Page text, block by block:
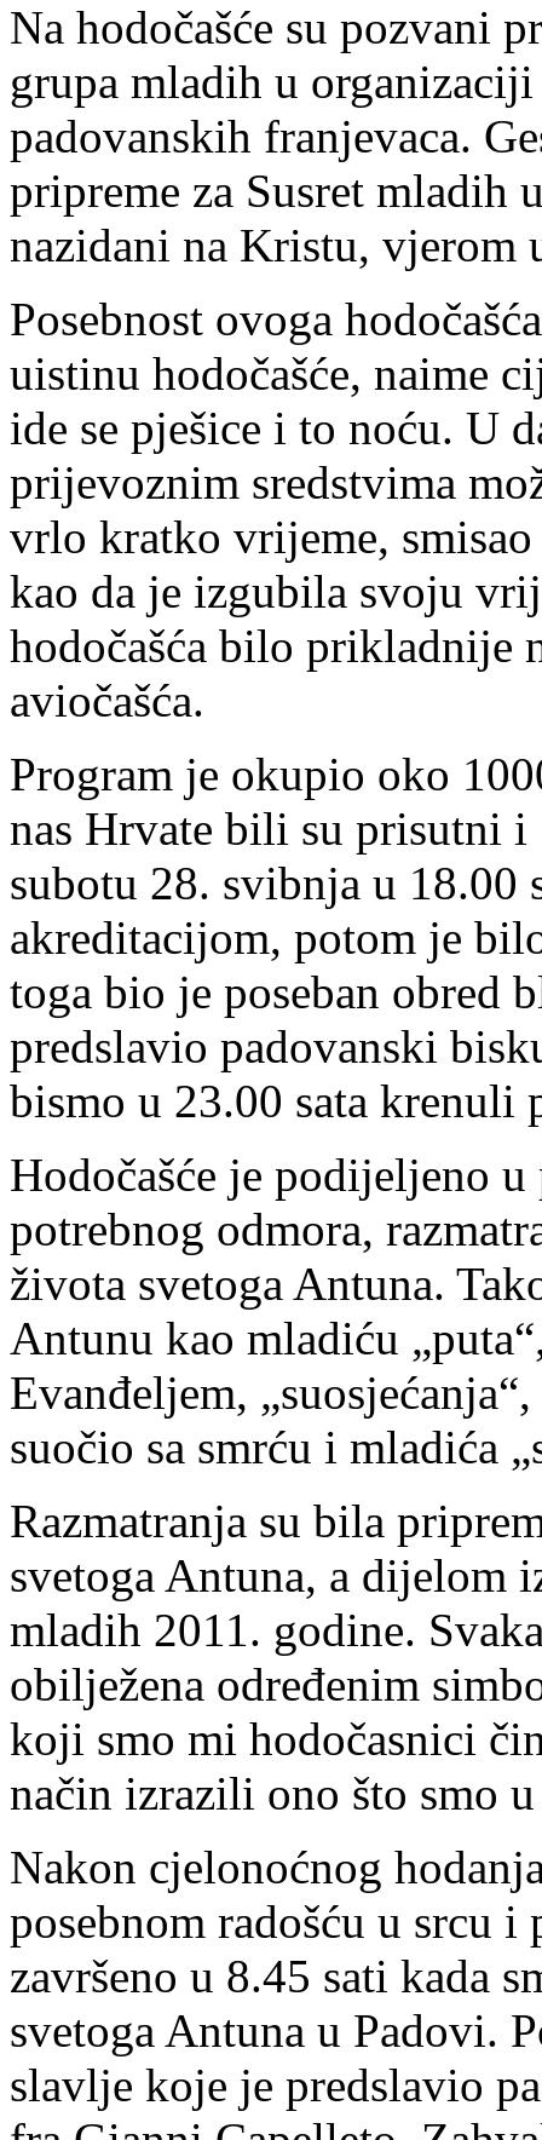
Na hodočašće su pozvani
grupa mladih u
padovanskih franjevaca.
pripreme za Susret
nazidani na Kristu, vjerom
Posebnost ovoga
uistinu hodočašće, naime
ide se pješice i to noću. U
prijevoznim sredstvima
vrlo kratko vrijeme, smisao
kao da je izgubila svoju
hodočašća bilo prikladnije
aviočašća.
Program je okupio oko
nas Hrvate bili su prisutni i
subotu 28. svibnja u 18.00
akreditacijom, potom je
toga bio je poseban obred
predslavio padovanski
bismo u 23.00 sata krenuli
Hodočašće je podijeljeno
potrebnog odmora,
života svetoga Antuna.
Antunu kao mladiću
Evanđeljem,
suočio sa smrću i mladića
Razmatranja su bila
svetoga Antuna, a dijelom
mladih 2011. godine.
obilježena određenim
koji smo mi hodočasnici
način izrazili ono što smo
Nakon cjelonoćnog
posebnom radošću u srcu i
završeno u 8.45 sati kada
svetoga Antuna u Padovi.
slavlje koje je predslavio